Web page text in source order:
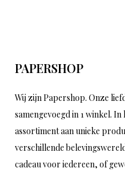
PAPERSHOP
Wij zijn Papershop. Onze
samengevoegd in 1 winkel.
assortiment aan unieke
verschillende
cadeau voor iedereen, of